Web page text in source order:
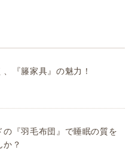
『籐家具』の魅力！
の『羽毛布団』で睡眠の質を
か？